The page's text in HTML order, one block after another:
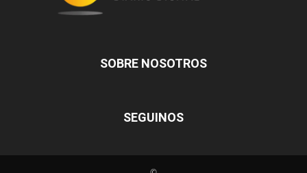
SOBRE NOSOTROS
SEGUINOS